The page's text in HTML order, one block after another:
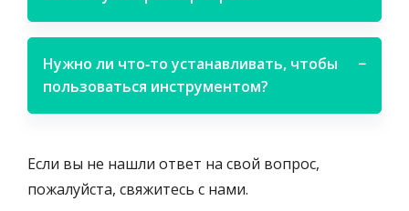
Нужно ли что‑то устанавливать, чтобы
пользоваться инструментом?
−
Если вы не нашли ответ на свой вопрос,
пожалуйста, свяжитесь с нами.